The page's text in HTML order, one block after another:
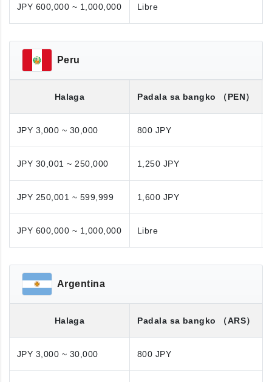
JPY 600,000 ~ 1,000,000 Libre
Peru
Halaga Padala sa bangko （PEN）
JPY 3,000 ~ 30,000 800 JPY
JPY 30,001 ~ 250,000 1,250 JPY
JPY 250,001 ~ 599,999 1,600 JPY
JPY 600,000 ~ 1,000,000 Libre
Argentina
Halaga Padala sa bangko （ARS）
JPY 3,000 ~ 30,000 800 JPY